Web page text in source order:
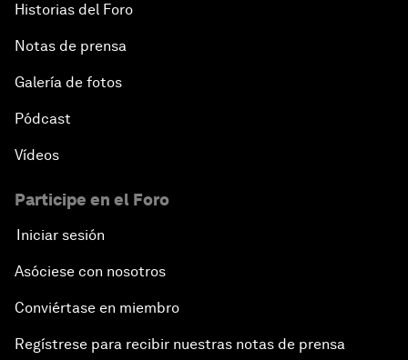
Historias del Foro
Notas de prensa
Galería de fotos
Pódcast
Vídeos
Participe en el Foro
Iniciar sesión
Asóciese con nosotros
Conviértase en miembro
Regístrese para recibir nuestras notas de prensa